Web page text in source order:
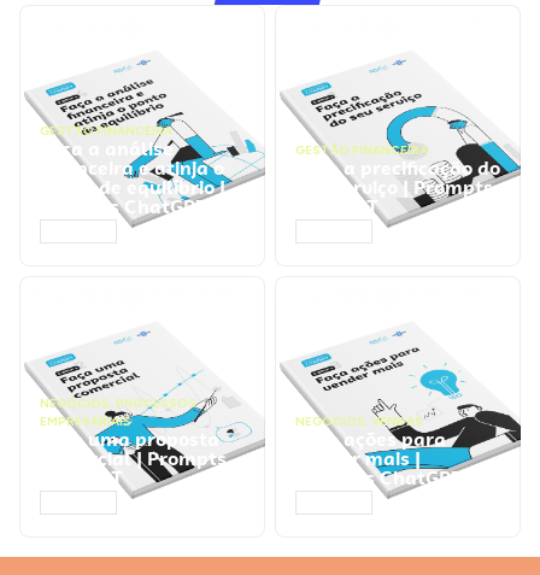
GESTÃO FINANCEIRA
Faça a análise
financeira e atinja o
ponto de equilíbrio |
Prompts ChatGPT
GESTÃO FINANCEIRA
Faça a precificação do
seu serviço | Prompts
ChatGPT
NEGÓCIOS, PROCESSOS
EMPRESARIAIS
Faça uma proposta
comercial | Prompts
ChatGPT
NEGÓCIOS, VENDAS
Faça ações para
vender mais |
Prompts ChatGPT